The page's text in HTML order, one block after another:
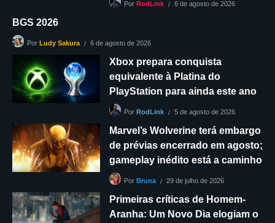
Por RodLink 6 de agosto de 2026
BGS 2026
Por Ludy Sakura 6 de agosto de 2026
Xbox prepara conquista
equivalente à Platina do
PlayStation para ainda este ano
Por RodLink 5 de agosto de 2026
Marvel’s Wolverine terá embargo
de prévias encerrado em agosto;
gameplay inédito está a caminho
Por Bruna 29 de julho de 2026
Primeiras críticas de Homem-
Aranha: Um Novo Dia elogiam o